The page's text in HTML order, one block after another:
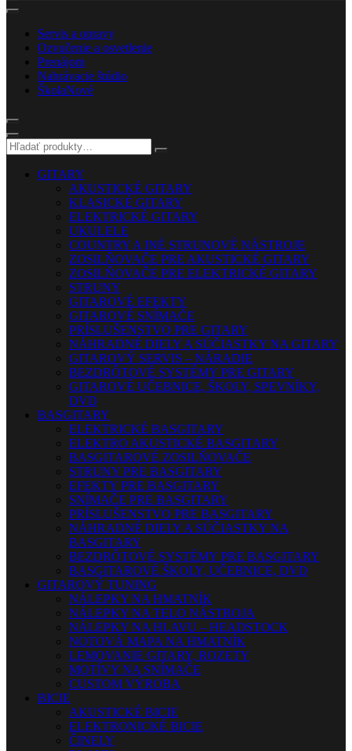
Servis a opravy
Ozvučenie a osvetlenie
Prenájom
Nahrávacie štúdio
ŠkolaNové
GITARY
AKUSTICKÉ GITARY
KLASICKÉ GITARY
ELEKTRICKÉ GITARY
UKULELE
COUNTRY A INÉ STRUNOVÉ NÁSTROJE
ZOSILŇOVAČE PRE AKUSTICKÉ GITARY
ZOSILŇOVAČE PRE ELEKTRICKÉ GITARY
STRUNY
GITAROVÉ EFEKTY
GITAROVÉ SNÍMAČE
PRÍSLUŠENSTVO PRE GITARY
NÁHRADNÉ DIELY A SÚČIASTKY NA GITARY
GITAROVÝ SERVIS – NÁRADIE
BEZDRÔTOVÉ SYSTÉMY PRE GITARY
GITAROVÉ UČEBNICE, ŠKOLY, SPEVNÍKY,
DVD
BASGITARY
ELEKTRICKÉ BASGITARY
ELEKTRO AKUSTICKÉ BASGITARY
BASGITAROVÉ ZOSILŇOVAČE
STRUNY PRE BASGITARY
EFEKTY PRE BASGITARY
SNÍMAČE PRE BASGITARY
PRÍSLUŠENSTVO PRE BASGITARY
NÁHRADNÉ DIELY A SÚČIASTKY NA
BASGITARY
BEZDRÔTOVÉ SYSTÉMY PRE BASGITARY
BASGITAROVÉ ŠKOLY, UČEBNICE, DVD
GITAROVÝ TUNING
NÁLEPKY NA HMATNÍK
NÁLEPKY NA TELO NÁSTROJA
NÁLEPKY NA HLAVU – HEADSTOCK
NOTOVÁ MAPA NA HMATNÍK
LEMOVANIE GITARY, ROZETY
MOTÍVY NA SNÍMAČE
CUSTOM VÝROBA
BICIE
AKUSTICKÉ BICIE
ELEKTRONICKÉ BICIE
ČINELY